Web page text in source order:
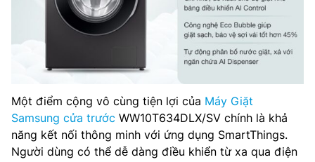
Một điểm cộng vô cùng tiện lợi của Máy Giặt
Samsung cửa trước WW10T634DLX/SV chính là khả
năng kết nối thông minh với ứng dụng SmartThings.
Người dùng có thể dễ dàng điều khiển từ xa qua điện